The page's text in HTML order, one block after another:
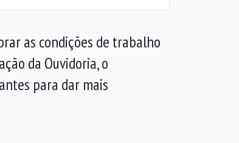
as condições de trabalho
da Ouvidoria, o
para dar mais